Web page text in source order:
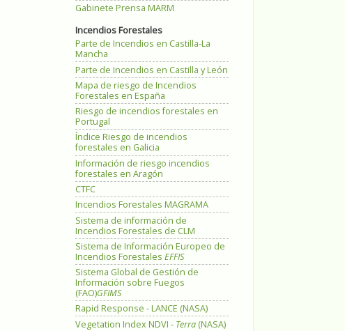
Gabinete Prensa MARM
Incendios Forestales
Parte de Incendios en Castilla-La
Mancha
Parte de Incendios en Castilla y León
Mapa de riesgo de Incendios
Forestales en España
Riesgo de incendios forestales en
Portugal
Índice Riesgo de incendios
forestales en Galicia
Información de riesgo incendios
forestales en Aragón
CTFC
Incendios Forestales MAGRAMA
Sistema de información de
Incendios Forestales de CLM
Sistema de Información Europeo de
Incendios Forestales EFFIS
Sistema Global de Gestión de
Información sobre Fuegos
(FAO)GFIMS
Rapid Response - LANCE (NASA)
Vegetation Index NDVI - Terra (NASA)